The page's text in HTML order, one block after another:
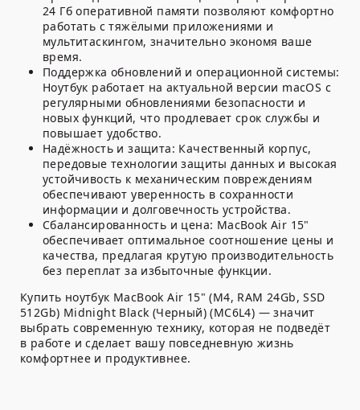
24 Гб оперативной памяти позволяют комфортно
работать с тяжёлыми приложениями и
мультитаскингом, значительно экономя ваше
время.
Поддержка обновлений и операционной системы:
Ноутбук работает на актуальной версии macOS с
регулярными обновлениями безопасности и
новых функций, что продлевает срок службы и
повышает удобство.
Надёжность и защита: Качественный корпус,
передовые технологии защиты данных и высокая
устойчивость к механическим повреждениям
обеспечивают уверенность в сохранности
информации и долговечность устройства.
Сбалансированность и цена: MacBook Air 15"
обеспечивает оптимальное соотношение цены и
качества, предлагая крутую производительность
без переплат за избыточные функции.
Купить ноутбук MacBook Air 15" (M4, RAM 24Gb, SSD
512Gb) Midnight Black (Черный) (MC6L4) — значит
выбрать современную технику, которая не подведёт
в работе и сделает вашу повседневную жизнь
комфортнее и продуктивнее.